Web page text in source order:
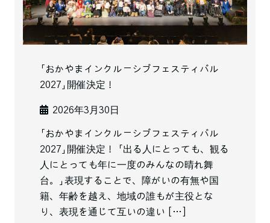
「おかやまインクルーシブフェスティバル
2027」開催決定！
2026年3月30日
「おかやまインクルーシブフェスティバル
2027」開催決定！ 「出る人にとっても、観る
人にとっても年に一度のみんなの晴れ舞
台。」表現することで、障がいの有無や国
籍、年齢を越え、地域の誰もが主役とな
り、表現を通じて互いの違い […]